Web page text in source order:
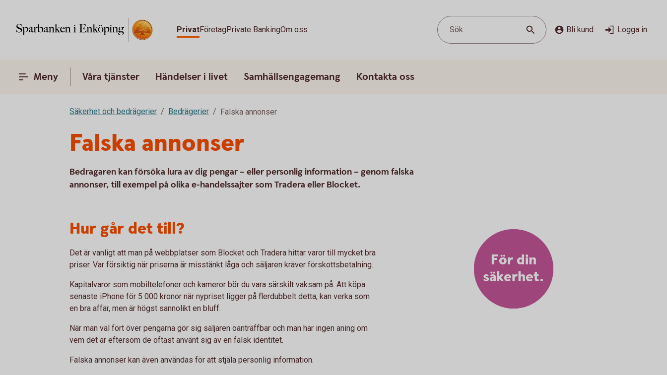
PrivatFöretagPrivate BankingOm oss Sök Bli kund Logga in
Meny Våra tjänster Händelser i livet Samhällsengagemang Kontakta oss
Säkerhet och bedrägerier Bedrägerier Falska annonser
Falska annonser
Bedragaren kan försöka lura av dig pengar – eller personlig information – genom falska
annonser, till exempel på olika e-handelssajter som Tradera eller Blocket.
Hur går det till?
Det är vanligt att man på webbplatser som Blocket och Tradera hittar varor till mycket bra
priser. Var försiktig när priserna är misstänkt låga och säljaren kräver förskottsbetalning.
Kapitalvaror som mobiltelefoner och kameror bör du vara särskilt vaksam på. Att köpa
senaste iPhone för 5 000 kronor när nypriset ligger på flerdubbelt detta, kan verka som
en bra affär, men är högst sannolikt en bluff.
När man väl fört över pengarna gör sig säljaren oanträffbar och man har ingen aning om
vem det är eftersom de oftast använt sig av en falsk identitet.
Falska annonser kan även användas för att stjäla personlig information.
För din
säkerhet.